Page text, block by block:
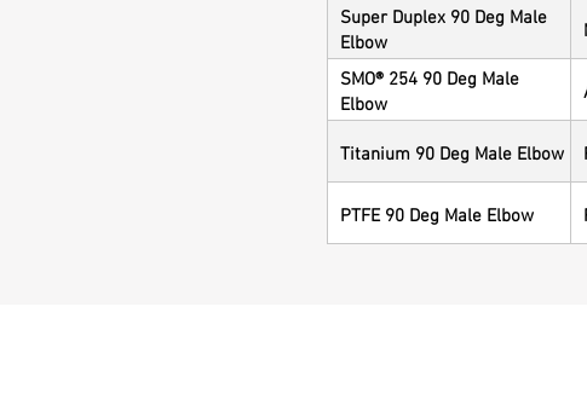
Super Duplex 90 Deg Male
Elbow
SMO® 254 90 Deg Male
Elbow
Titanium 90 Deg Male Elbow
PTFE 90 Deg Male Elbow